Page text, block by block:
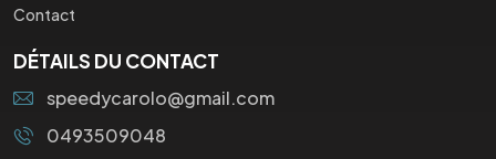
Contact
DÉTAILS DU CONTACT
speedycarolo@gmail.com
0493509048